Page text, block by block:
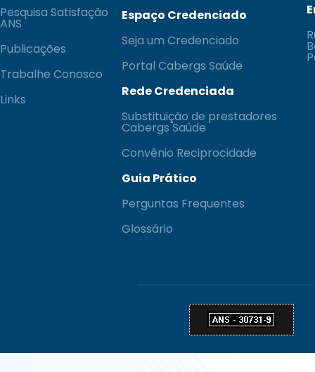
Pesquisa Satisfação
ANS
Publicações
Trabalhe Conosco
Links
Espaço Credenciado
Seja um Credenciado
Portal Cabergs Saúde
Rede Credenciada
Substituição de prestadores
Cabergs Saúde
Convênio Reciprocidade
Guia Prático
Perguntas Frequentes
Glossário